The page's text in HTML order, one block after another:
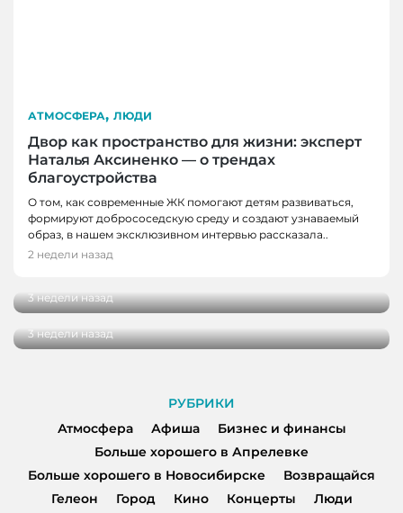
АТМОСФЕРА, ЛЮДИ
Двор как пространство для жизни: эксперт
Наталья Аксиненко — о трендах
благоустройства
О том, как современные ЖК помогают детям развиваться,
формируют добрососедскую среду и создают узнаваемый
образ, в нашем эксклюзивном интервью рассказала..
2 недели назад
ЛЮДИ
От мечты до работы с десятками учеников:
3 недели назад
БИЗНЕС И ФИНАНСЫ, НОВОСТИ, НОВОСТИ
КЕМЕРОВО
клиник
3 недели назад
РУБРИКИ
Атмосфера
Афиша
Бизнес и финансы
Больше хорошего в Апрелевке
Больше хорошего в Новосибирске
Возвращайся
Гелеон
Город Кино Концерты
Люди